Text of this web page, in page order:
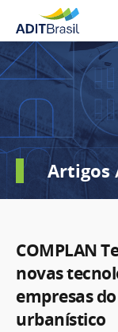
Artigos
COMPLAN
novas
empresas
urbanístico